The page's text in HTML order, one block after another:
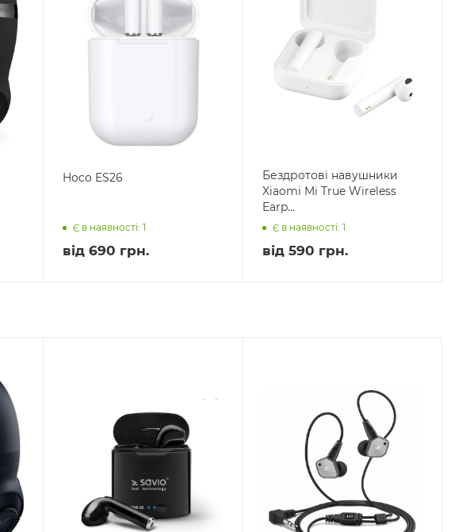
Hoco ES26
Є в наявності: 1
від 690 грн.
Бездротові навушники
Xiaomi Mi True Wireless
Earp...
Є в наявності: 1
від 590 грн.